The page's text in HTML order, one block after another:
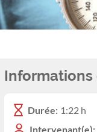
Informations
Durée: 1:22 h
Intervenant(e):